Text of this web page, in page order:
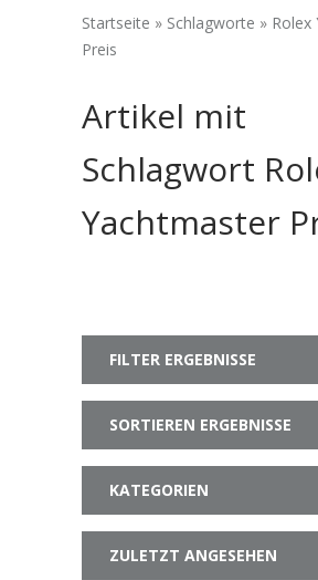
Startseite » Schlagworte » Rolex
Preis
Artikel mit
Schlagwort
Yachtmaster
FILTER ERGEBNISSE
SORTIEREN ERGEBNISSE
KATEGORIEN
ZULETZT ANGESEHEN